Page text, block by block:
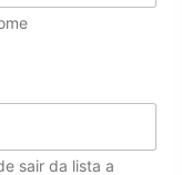
sair da lista a